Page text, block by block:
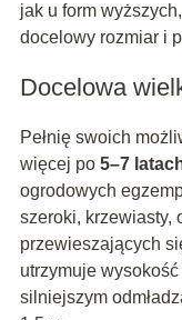
jak u form
docelowy rozmiar i
Docelowa
Pełnię swoich
więcej po 5–7
ogrodowych
szeroki, krzewiasty,
przewieszających
utrzymuje
silniejszym